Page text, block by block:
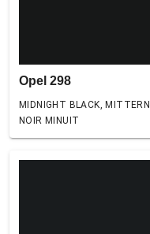
Opel 298
MIDNIGHT BLACK,
NOIR MINUIT